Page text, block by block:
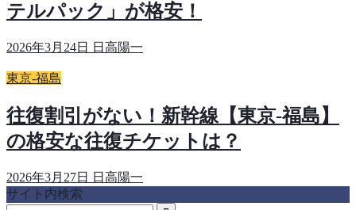
テルパック」が格安！
2026年3月24日 日高陽一
東京-福島
往復割引がない！新幹線【東京‐福島】
の格安な往復チケットは？
2026年3月27日
日高陽一
サイト内検索